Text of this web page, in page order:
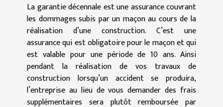
La garantie décennale est une assurance couvrant
les dommages subis par un maçon au cours de la
réalisation d’une construction. C’est une
assurance qui est obligatoire pour le maçon et qui
est valable pour une période de 10 ans. Ainsi
pendant la réalisation de vos travaux de
construction lorsqu’un accident se produira,
l’entreprise au lieu de vous demander des frais
supplémentaires sera plutôt remboursée par